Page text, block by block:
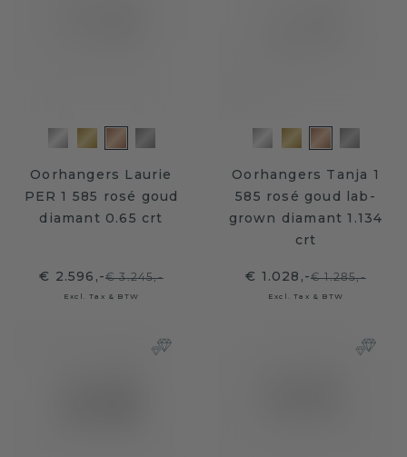
Oorhangers Laurie
PER 1 585 rosé goud
diamant 0.65 crt
€ 2.596,-€ 3.245,-
Excl. Tax & BTW
Oorhangers Tanja 1
585 rosé goud lab-
grown diamant 1.134
crt
€ 1.028,-€ 1.285,-
Excl. Tax & BTW